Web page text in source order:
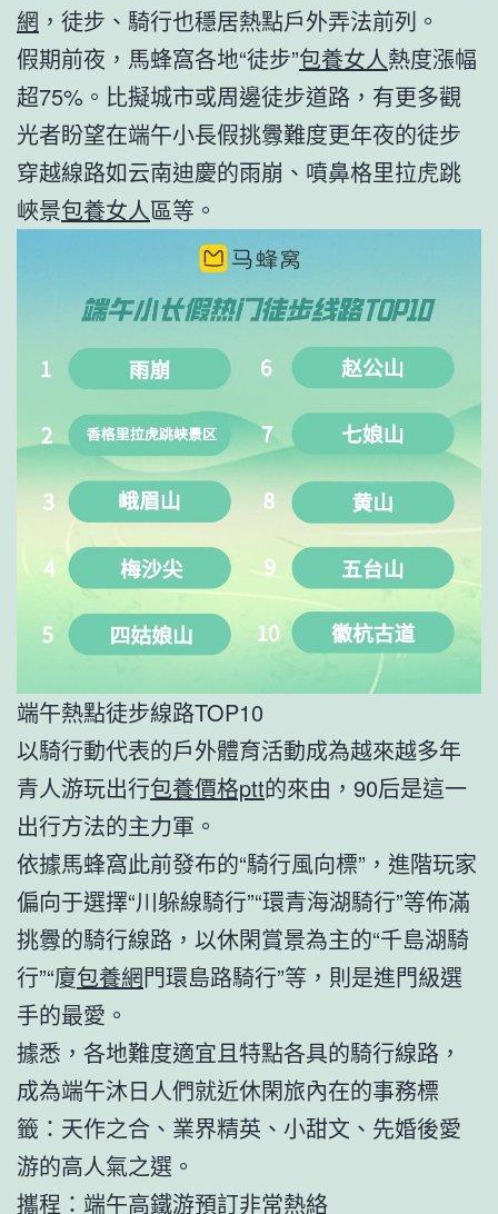
網 ，徒步、騎行也穩居熱點戶外弄法前列。
假期前夜，馬蜂窩各地“徒步”包養女人熱度漲幅
超75%。比擬城市或周邊徒步道路，有更多觀
光者盼望在端午小長假挑釁難度更年夜的徒步
穿越線路如云南迪慶的雨崩、噴鼻格里拉虎跳
峽景包養女人區等。
端午熱點徒步線路TOP10
以騎行動代表的戶外體育活動成為越來越多年
青人游玩出行包養價格ptt的來由，90后是這一
出行方法的主力軍。
依據馬蜂窩此前發布的“騎行風向標”，進階玩家
偏向于選擇“川躲線騎行”“環青海湖騎行”等佈滿
挑釁的騎行線路，以休閑賞景為主的“千島湖騎
行”“廈包養網門環島路騎行”等，則是進門級選
手的最愛。
據悉，各地難度適宜且特點各具的騎行線路，
成為端午沐日人們就近休閑旅內在的事務標
籤：天作之合、業界精英、小甜文、先婚後愛
游的高人氣之選。
攜程：端午高鐵游預訂非常熱絡